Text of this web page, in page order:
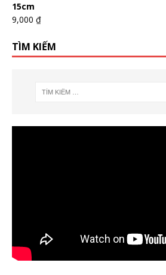
15cm
9,000 ₫
TÌM KIẾM